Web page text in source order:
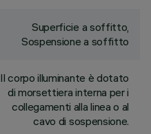
Superficie a soffitto,
Sospensione a soffitto
Il corpo illuminante è dotato
di morsettiera interna per i
collegamenti alla linea o al
cavo di sospensione.